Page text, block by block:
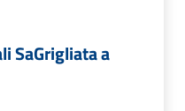
SaGrigliata a